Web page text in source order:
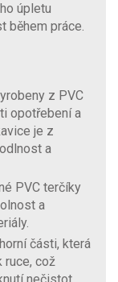
úpletu
během práce.
z PVC
opotřebení a
je z
a
PVC terčíky
a
části, která
ruce, což
nečistot.